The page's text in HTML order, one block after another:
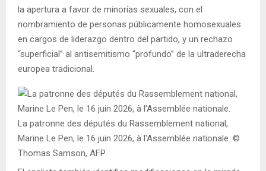
la apertura a favor de minorías sexuales, con el
nombramiento de personas públicamente homosexuales
en cargos de liderazgo dentro del partido, y un rechazo
“superficial” al antisemitismo “profundo” de la ultraderecha
europea tradicional.
La patronne des députés du Rassemblement national,
Marine Le Pen, le 16 juin 2026, à l'Assemblée nationale. ©
Thomas Samson, AFP